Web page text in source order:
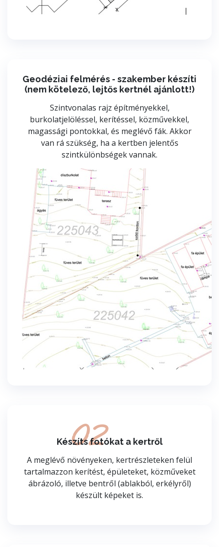
Geodéziai felmérés - szakember készíti
(nem kötelező, lejtős kertnél ajánlott!)
Szintvonalas rajz építményekkel,
burkolatjelöléssel, kerítéssel, közművekkel,
magassági pontokkal, és meglévő fák. Akkor
van rá szükség, ha a kertben jelentős
szintkülönbségek vannak.
02
Készíts fotókat a kertről
A meglévő növényeken, kertrészleteken felül
tartalmazzon kerítést, épületeket, közműveket
ábrázoló, illetve bentről (ablakból, erkélyről)
készült képeket is.